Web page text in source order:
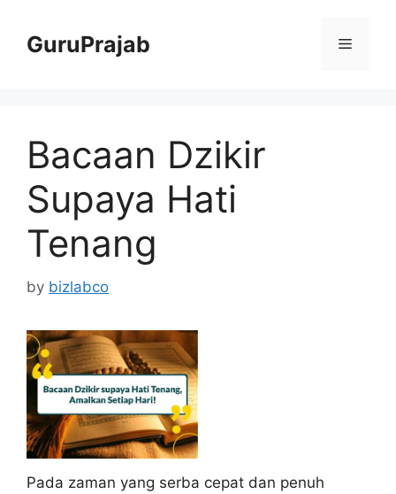
contentGuruPrajab Menu
Bacaan Dzikir
Supaya Hati
Tenang
by bizlabco
Pada zaman yang serba cepat dan penuh